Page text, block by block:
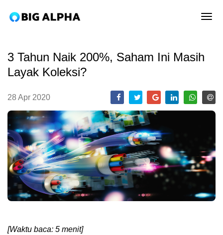
3 Tahun Naik 200%, Saham Ini Masih
Layak Koleksi?
28 Apr 2020
[Waktu baca: 5 menit]